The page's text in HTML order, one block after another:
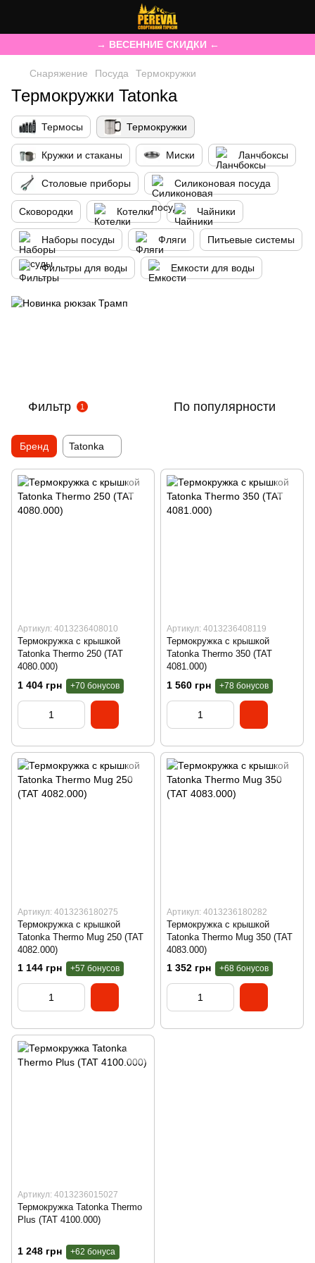
→ ВЕСЕННИЕ СКИДКИ ←
Снаряжение Посуда Термокружки
Термокружки Tatonka
Термосы Термокружки
Кружки и стаканы Миски Ланчбоксы
Столовые приборы Силиконовая посуда
Сковородки Котелки Чайники
Наборы посуды Фляги Питьевые системы
Фильтры для воды Емкости для воды
Фильтр 1 По популярности
Бренд Tatonka
Артикул: 4013236408010
Термокружка c крышкой
Tatonka Thermo 250 (TAT
4080.000)
1 404 грн +70 бонусов
Артикул: 4013236408119
Термокружка с крышкой
Tatonka Thermo 350 (TAT
4081.000)
1 560 грн +78 бонусов
Артикул: 4013236180275
Термокружка с крышкой
Tatonka Thermo Mug 250 (TAT
4082.000)
1 144 грн +57 бонусов
Артикул: 4013236180282
Термокружка с крышкой
Tatonka Thermo Mug 350 (TAT
4083.000)
1 352 грн +68 бонусов
Артикул: 4013236015027
Термокружка Tatonka Thermo
Plus (TAT 4100.000)
1 248 грн +62 бонуса